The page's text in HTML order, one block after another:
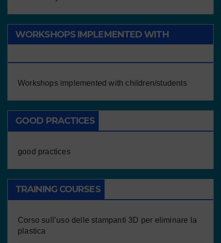
WORKSHOPS IMPLEMENTED WITH
Workshops implemented with children/students
GOOD PRACTICES
good practices
TRAINING COURSES
Corso sull’uso delle stampanti 3D per eliminare la
plastica